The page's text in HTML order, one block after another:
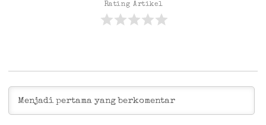
Rating Artikel